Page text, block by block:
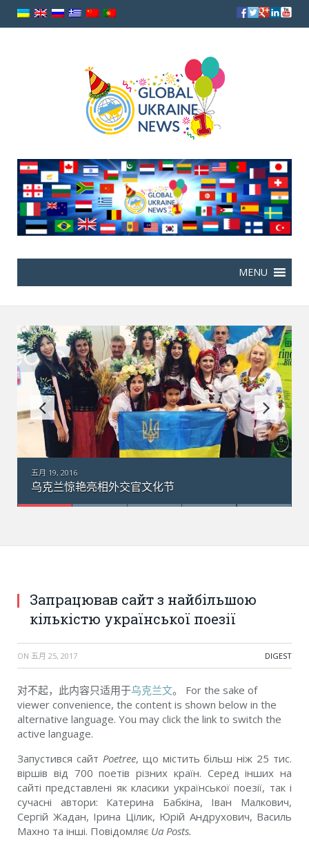
外交官文化节
Запрацював сайт з найбільшою
кількістю української поезії
ON 五月 25, 2017 DIGEST
对不起，此内容只适用于乌克兰文。 For the sake of
viewer convenience, the content is shown below in the
alternative language. You may click the link to switch the
active language.
Запустився сайт Poetree, що містить більш ніж 25 тис.
віршів від 700 поетів різних країн. Серед інших на
сайті представлені як класики української поезії, так і
сучасні автори: Катерина Бабкіна, Іван Малкович,
Сергій Жадан, Ірина Цілик, Юрій Андрухович, Василь
Махно та інші. Повідомляє Ua Posts.